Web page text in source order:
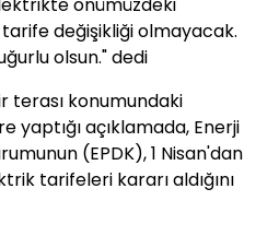
değişikliği olmayacak.
olsun." dedi
terası konumundaki
yaptığı açıklamada, Enerji
(EPDK), 1 Nisan'dan
tarifeleri kararı aldığını